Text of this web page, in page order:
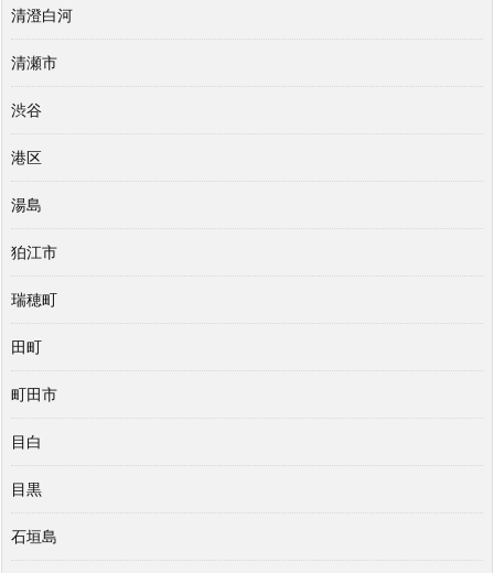
清澄白河
清瀬市
渋谷
港区
湯島
狛江市
瑞穂町
田町
町田市
目白
目黒
石垣島